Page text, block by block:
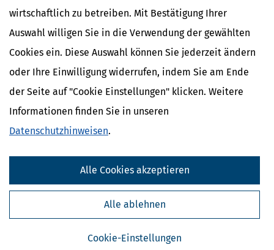
wirtschaftlich zu betreiben. Mit Bestätigung Ihrer
Auswahl willigen Sie in die Verwendung der gewählten
Cookies ein. Diese Auswahl können Sie jederzeit ändern
oder Ihre Einwilligung widerrufen, indem Sie am Ende
der Seite auf "Cookie Einstellungen" klicken. Weitere
Informationen finden Sie in unseren
Datenschutzhinweisen.
Cookie-Einstellungen
Alle ablehnen
Alle Cookies akzeptieren
Erhältlich als Sofort-Zugriff
31,95 €*
*Preise inkl. gesetzl. MwSt.